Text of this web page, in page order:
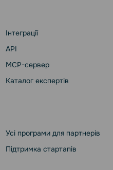
Інтеграції
API
MCP-сервер
Каталог експертів
Усі програми для партнерів
Підтримка стартапів